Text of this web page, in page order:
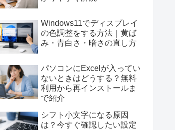
Windows11でディスプレイ
の色調整をする方法｜黄ば
み・青白さ・暗さの直し方
パソコンにExcelが入ってい
ないときはどうする？無料
利用から再インストールま
で紹介
シフト小文字になる原因
は？今すぐ確認したい設定